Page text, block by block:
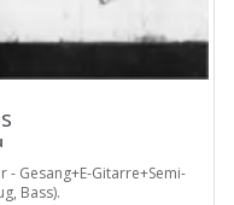
- Gesang+E-Gitarre+Semi-
Bass).